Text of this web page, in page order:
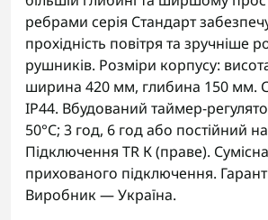
ребрами серія Стандарт
прохідність повітря та зручніше
рушників. Розміри корпусу:
ширина 420 мм, глибина 150 мм.
IP44. Вбудований таймер-
50°С; 3 год, 6 год або постійний
Підключення TR К (праве).
прихованого підключення.
Виробник — Україна.